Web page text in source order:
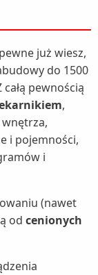
już wiesz,
do 1500
pewnością
,
i pojemności,
i
(nawet
od cenionych